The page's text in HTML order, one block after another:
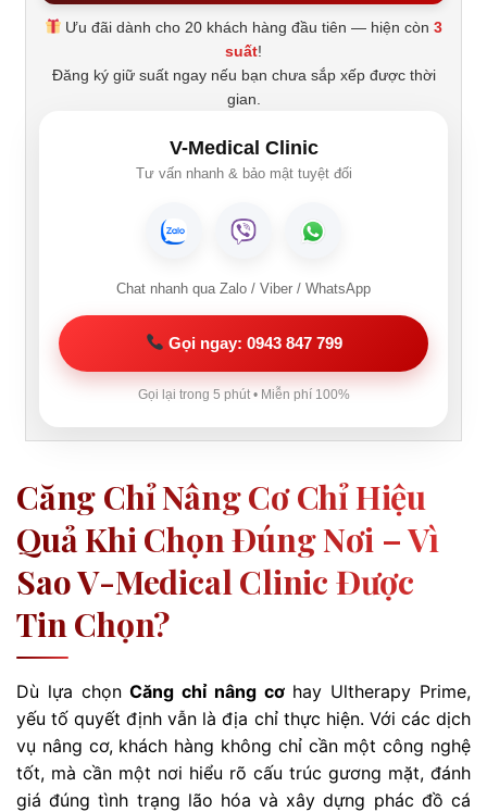
Ưu đãi dành cho 20 khách hàng đầu tiên — hiện còn3
suất!
Đăng ký giữ suất ngay nếu bạn chưa sắp xếp được thời
gian.
V-Medical Clinic
Tư vấn nhanh & bảo mật tuyệt đối
Chat nhanh qua Zalo / Viber / WhatsApp
Gọi ngay: 0943 847 799
Gọi lại trong 5 phút • Miễn phí 100%
Căng Chỉ Nâng Cơ Chỉ Hiệu
Quả Khi Chọn Đúng Nơi – Vì
Sao V-Medical Clinic Được
Tin Chọn?
Dù lựa chọnCăng chỉ nâng cơhay Ultherapy Prime,
yếu tố quyết định vẫn là địa chỉ thực hiện. Với các dịch
vụ nâng cơ, khách hàng không chỉ cần một công nghệ
tốt, mà cần một nơi hiểu rõ cấu trúc gương mặt, đánh
giá đúng tình trạng lão hóa và xây dựng phác đồ cá